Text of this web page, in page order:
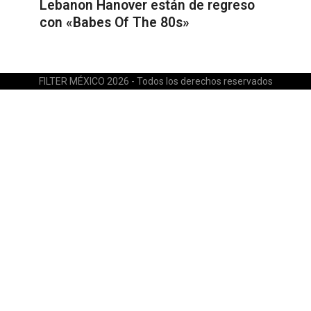
Lebanon Hanover están de regreso
con «Babes Of The 80s»
FILTER MÉXICO 2026 - Todos los derechos reservados